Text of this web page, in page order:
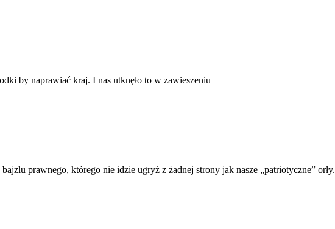
by naprawiać kraj. I nas utknęło to w zawieszeniu
prawnego, którego nie idzie ugryź z żadnej strony jak nasze „patriotyczne” orły.